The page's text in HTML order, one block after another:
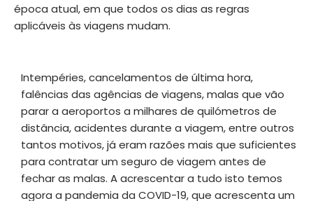
época atual, em que todos os dias as regras
aplicáveis às viagens mudam.
Intempéries, cancelamentos de última hora,
falências das agências de viagens, malas que vão
parar a aeroportos a milhares de quilómetros de
distância, acidentes durante a viagem, entre outros
tantos motivos, já eram razões mais que suficientes
para contratar um seguro de viagem antes de
fechar as malas. A acrescentar a tudo isto temos
agora a pandemia da COVID-19, que acrescenta um